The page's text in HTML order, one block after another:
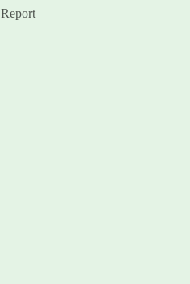
Report